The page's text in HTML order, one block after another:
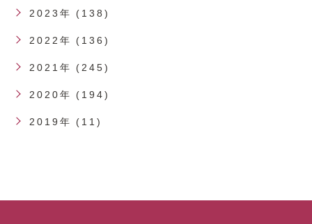
2023年 (138)
2022年 (136)
2021年 (245)
2020年 (194)
2019年 (11)